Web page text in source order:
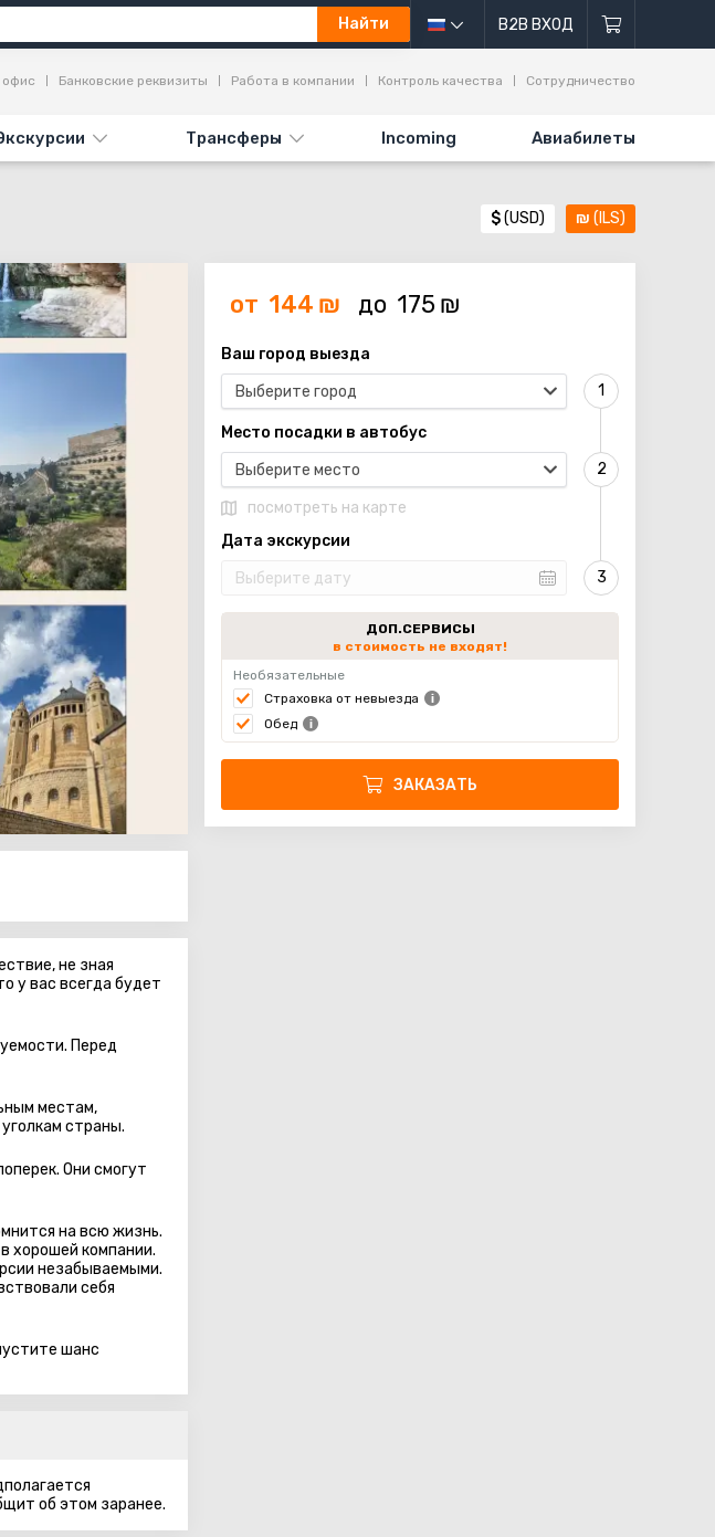
Найти B2B ВХОД
Трансферы Incoming Авиабилеты
Банковские реквизиты Работа в компании Контроль качества Сотрудничество
$(USD) ₪ (ILS)
не зная
у вас всегда будет
Перед
местам,
страны.
Они смогут
на всю жизнь.
хорошей компании.
незабываемыми.
себя
шанс
об этом заранее.
Отзывы (1)
от 144 ₪ до 175 ₪
Ваш город выезда
Выберите город
Место посадки в автобус
Выберите место
посмотреть на карте
Дата экскурсии
ДОП.СЕРВИСЫ
в стоимость не входят!
Необязательные
Страховка от невыезда
Обед
ЗАКАЗАТЬ